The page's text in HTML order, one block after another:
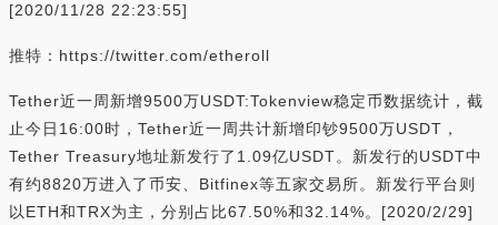
[2020/11/28 22:23:55]
推特：https://twitter.com/etheroll
Tether近一周新增9500万USDT:Tokenview稳定币数据统计，截
止今日16:00时，Tether近一周共计新增印钞9500万USDT，
Tether Treasury地址新发行了1.09亿USDT。新发行的USDT中
有约8820万进入了币安、Bitfinex等五家交易所。新发行平台则
以ETH和TRX为主，分别占比67.50%和32.14%。[2020/2/29]